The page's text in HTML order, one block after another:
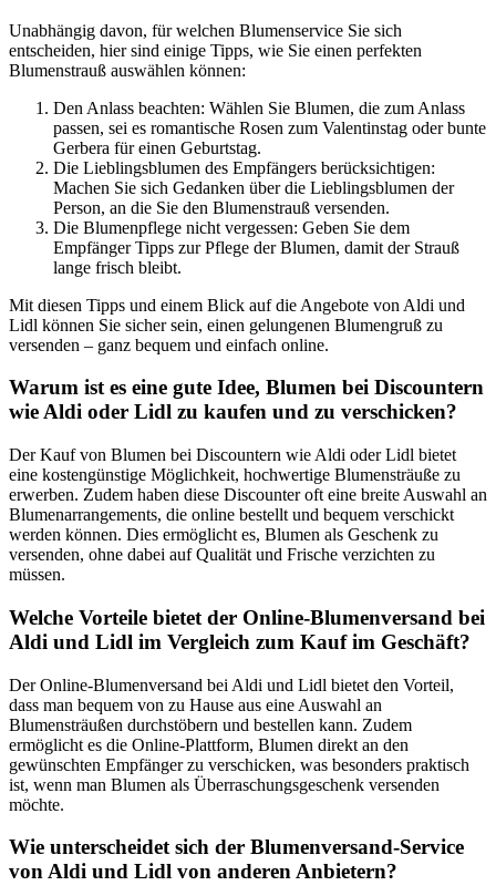
Unabhängig davon, für welchen Blumenservice Sie sich
entscheiden, hier sind einige Tipps, wie Sie einen perfekten
Blumenstrauß auswählen können:
Den Anlass beachten: Wählen Sie Blumen, die zum Anlass
passen, sei es romantische Rosen zum Valentinstag oder bunte
Gerbera für einen Geburtstag.
Die Lieblingsblumen des Empfängers berücksichtigen:
Machen Sie sich Gedanken über die Lieblingsblumen der
Person, an die Sie den Blumenstrauß versenden.
Die Blumenpflege nicht vergessen: Geben Sie dem
Empfänger Tipps zur Pflege der Blumen, damit der Strauß
lange frisch bleibt.
Mit diesen Tipps und einem Blick auf die Angebote von Aldi und
Lidl können Sie sicher sein, einen gelungenen Blumengruß zu
versenden – ganz bequem und einfach online.
Warum ist es eine gute Idee, Blumen bei Discountern
wie Aldi oder Lidl zu kaufen und zu verschicken?
Der Kauf von Blumen bei Discountern wie Aldi oder Lidl bietet
eine kostengünstige Möglichkeit, hochwertige Blumensträuße zu
erwerben. Zudem haben diese Discounter oft eine breite Auswahl an
Blumenarrangements, die online bestellt und bequem verschickt
werden können. Dies ermöglicht es, Blumen als Geschenk zu
versenden, ohne dabei auf Qualität und Frische verzichten zu
müssen.
Welche Vorteile bietet der Online-Blumenversand bei
Aldi und Lidl im Vergleich zum Kauf im Geschäft?
Der Online-Blumenversand bei Aldi und Lidl bietet den Vorteil,
dass man bequem von zu Hause aus eine Auswahl an
Blumensträußen durchstöbern und bestellen kann. Zudem
ermöglicht es die Online-Plattform, Blumen direkt an den
gewünschten Empfänger zu verschicken, was besonders praktisch
ist, wenn man Blumen als Überraschungsgeschenk versenden
möchte.
Wie unterscheidet sich der Blumenversand-Service
von Aldi und Lidl von anderen Anbietern?